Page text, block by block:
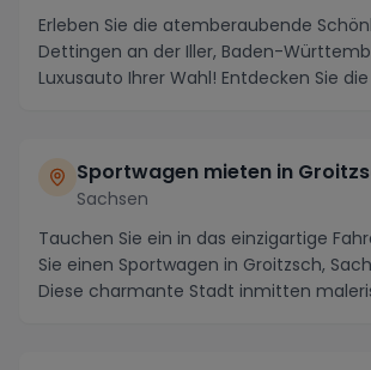
Erleben Sie die atemberaubende
Dettingen an der Iller, Baden-
Luxusauto Ihrer Wahl! Entdecken Sie
Sportwagen mieten in
Sachsen
Tauchen Sie ein in das einzigartige
Sie einen Sportwagen in Groitzsch,
Diese charmante Stadt inmitten